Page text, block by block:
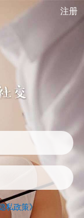
注册
私政策》